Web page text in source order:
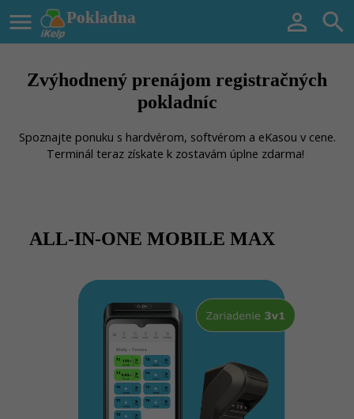
Pokladna
  
Zvýhodnený prenájom registračných
pokladníc
Spoznajte ponuku s hardvérom, softvérom a eKasou v cene.
Terminál teraz získate k zostavám úplne zdarma!
ALL-IN-ONE MOBILE MAX